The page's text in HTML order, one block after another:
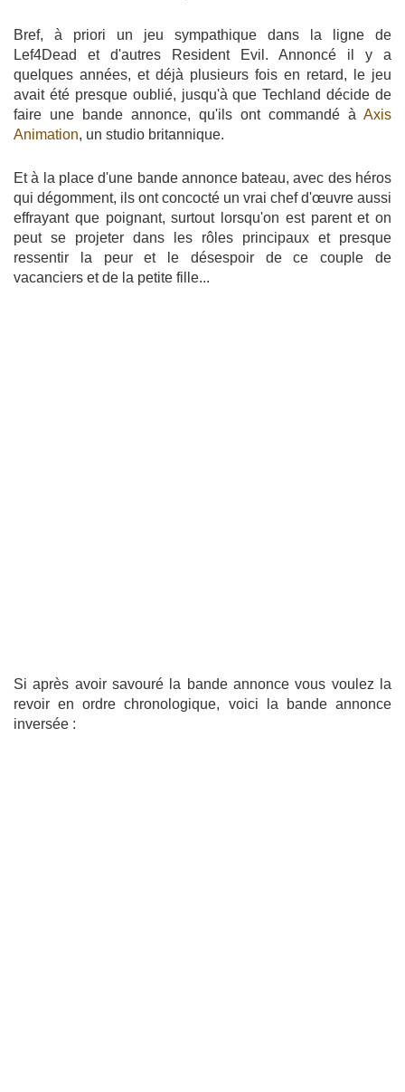
Bref, à priori un jeu sympathique dans la ligne de
Lef4Dead et d'autres Resident Evil. Annoncé il y a
quelques années, et déjà plusieurs fois en retard, le jeu
avait été presque oublié, jusqu'à que Techland décide de
faire une bande annonce, qu'ils ont commandé à Axis
Animation, un studio britannique.
Et à la place d'une bande annonce bateau, avec des héros
qui dégomment, ils ont concocté un vrai chef d'œuvre aussi
effrayant que poignant, surtout lorsqu'on est parent et on
peut se projeter dans les rôles principaux et presque
ressentir la peur et le désespoir de ce couple de
vacanciers et de la petite fille...
Si après avoir savouré la bande annonce vous voulez la
revoir en ordre chronologique, voici la bande annonce
inversée :